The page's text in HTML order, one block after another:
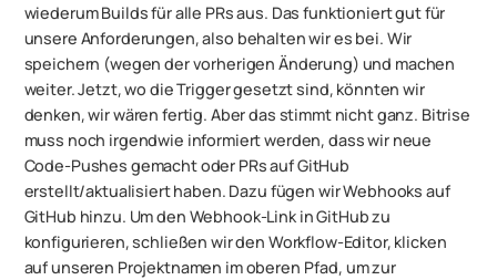
wiederum Builds für alle PRs aus. Das funktioniert gut für
unsere Anforderungen, also behalten wir es bei. Wir
speichern (wegen der vorherigen Änderung) und machen
weiter. Jetzt, wo die Trigger gesetzt sind, könnten wir
denken, wir wären fertig. Aber das stimmt nicht ganz. Bitrise
muss noch irgendwie informiert werden, dass wir neue
Code-Pushes gemacht oder PRs auf GitHub
erstellt/aktualisiert haben. Dazu fügen wir Webhooks auf
GitHub hinzu. Um den Webhook-Link in GitHub zu
konfigurieren, schließen wir den Workflow-Editor, klicken
auf unseren Projektnamen im oberen Pfad, um zur